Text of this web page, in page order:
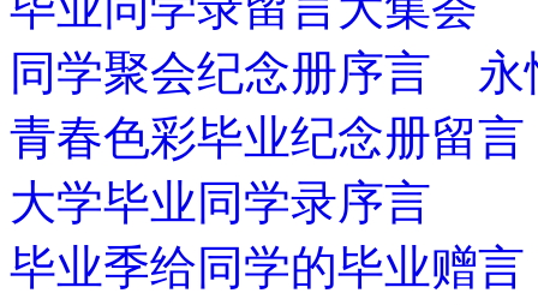
同学聚会纪念册序言 永
青春色彩毕业纪念册留言
大学毕业同学录序言
毕业季给同学的毕业赠言